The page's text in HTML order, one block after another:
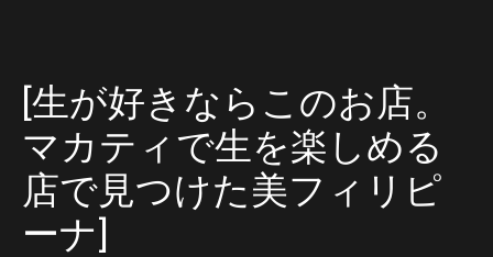
[生が好きならこのお店。
マカティで生を楽しめる
店で見つけた美フィリピ
ーナ]